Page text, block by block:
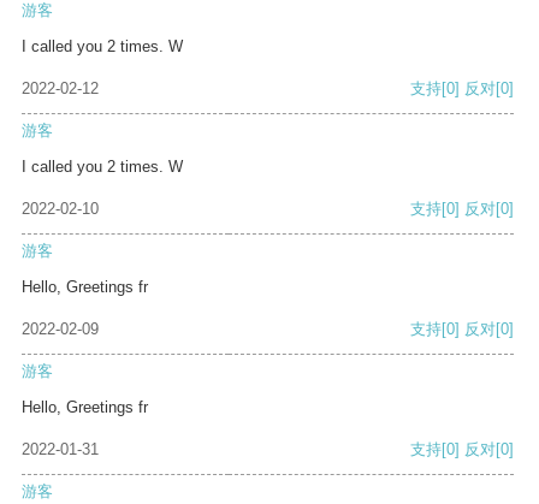
游客
I called you 2 times. W
2022-02-12 支持[0] 反对[0]
游客
I called you 2 times. W
2022-02-10 支持[0] 反对[0]
游客
Hello, Greetings fr
2022-02-09 支持[0] 反对[0]
游客
Hello, Greetings fr
2022-01-31 支持[0] 反对[0]
游客